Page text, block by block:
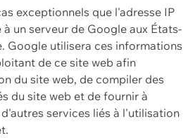
exceptionnels que l'adresse IP
un serveur de Google aux États-
Google utilisera ces informations
de ce site web afin
du site web, de compiler des
du site web et de fournir à
services liés à l'utilisation